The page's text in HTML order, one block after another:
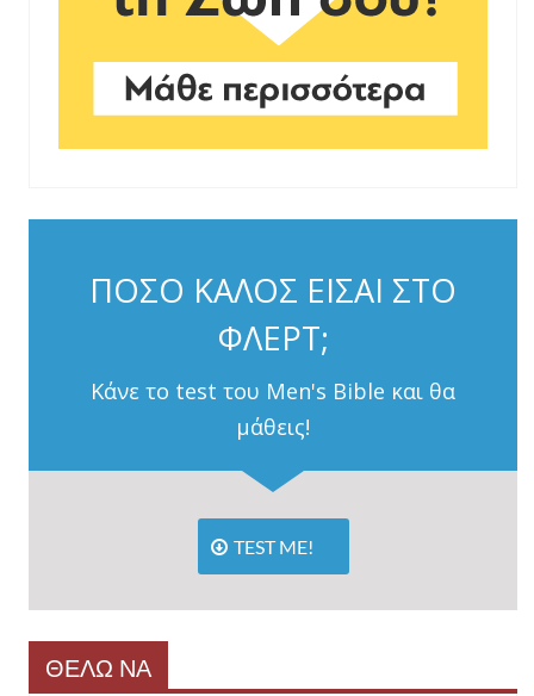
ΠΟΣΟ ΚΑΛΟΣ ΕΙΣΑΙ ΣΤΟ
ΦΛΕΡΤ;
Κάνε το test του Men's Bible και θα
μάθεις!
TEST ME!
ΘΕΛΩ ΝΑ